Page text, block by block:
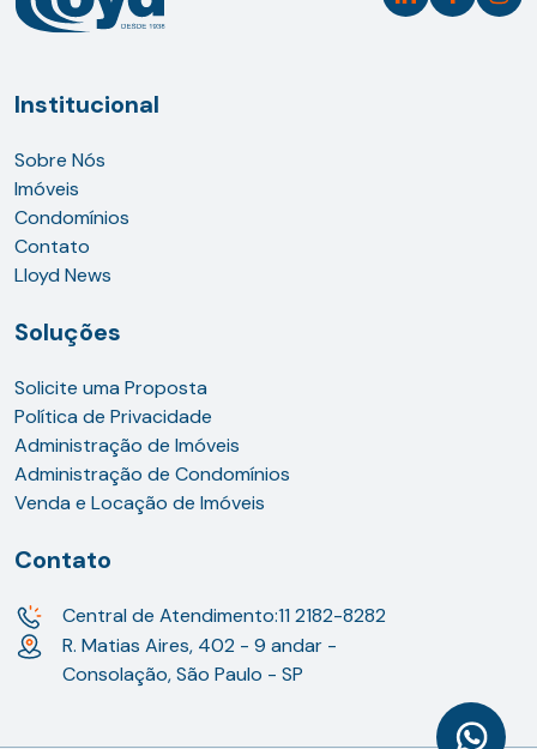
Institucional
Sobre Nós
Imóveis
Condomínios
Contato
Lloyd News
Soluções
Solicite uma Proposta
Política de Privacidade
Administração de Imóveis
Administração de Condomínios
Venda e Locação de Imóveis
Contato
Central de Atendimento:11 2182-8282
R. Matias Aires, 402 - 9 andar -
Consolação, São Paulo - SP